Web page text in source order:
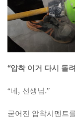
“압착 이거 다시 돌
“네, 선생님.”
굳어진 압착시멘트